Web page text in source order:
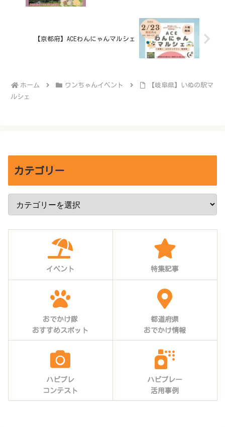
【京都府】ACEわんにゃんマルシェ
ホーム ワンちゃんイベント
【岐阜県】いぬの駅マ
ルシェ
カテゴリー
イベント 特集記事
おでかけ隊
おすすめスポット
都道府県
おでかけ情報
ハピプレ
コンテスト
ハピプレー
活用事例